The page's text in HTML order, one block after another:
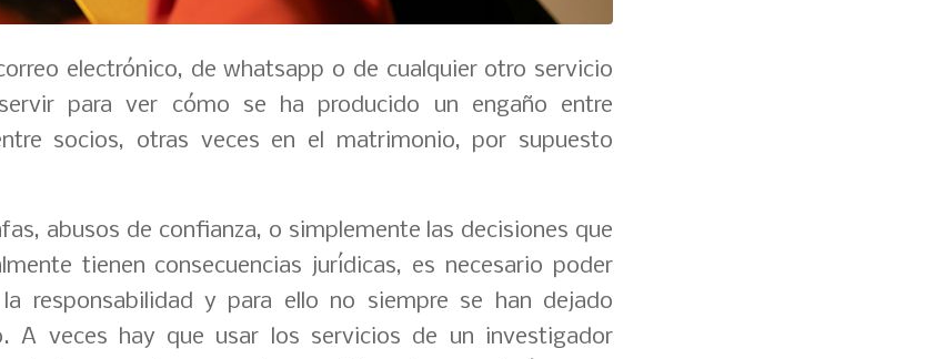
electrónico, de whatsapp o de cualquier otro servicio
para ver cómo se ha producido un engaño entre
socios, otras veces en el matrimonio, por supuesto
abusos de confianza, o simplemente las decisiones que
tienen consecuencias jurídicas, es necesario poder
responsabilidad y para ello no siempre se han dejado
A veces hay que usar los servicios de un investigador